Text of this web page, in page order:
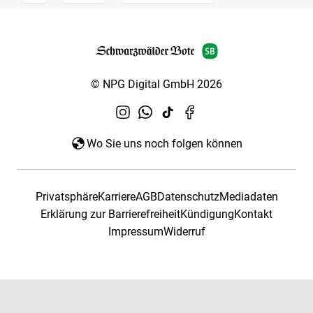
© NPG Digital GmbH 2026
Wo Sie uns noch folgen können
PrivatsphäreKarriereAGBDatenschutzMediadaten
Erklärung zur BarrierefreiheitKündigungKontakt
ImpressumWiderruf